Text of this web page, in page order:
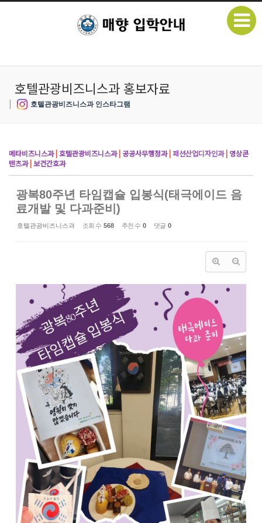
호텔관광비즈니스과 홍보자료
| 호텔관광비즈니스과 인스타그램
메타비즈니스과 |호텔관광비즈니스과 | 공공사무행정과 | 패션산업디자인과 | 영상콘
텐츠과 |보건간호과
광복80주년 타임캡슐 입봉식(태극에이드 음
료개발 및 다과준비)
호텔관광비즈니스과 조회 수 568 추천 수 0 댓글 0
Sketchbook5, 스케치북5
Sketchbook5, 스케치북5